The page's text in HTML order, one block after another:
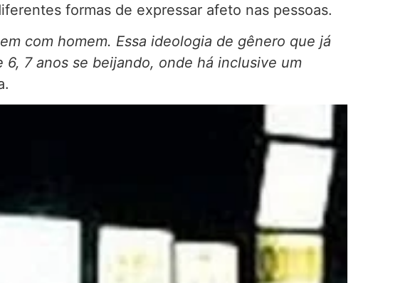
formas de expressar afeto nas pessoas.
com homem. Essa ideologia de gênero que já
7 anos se beijando, onde há inclusive um